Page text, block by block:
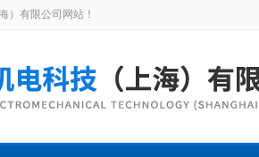
）有限公司网站！